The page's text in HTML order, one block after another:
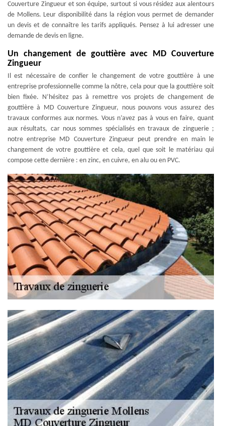
Couverture Zingueur et son équipe, surtout si vous résidez aux alentours
de Mollens. Leur disponibilité dans la région vous permet de demander
un devis et de connaître les tarifs appliqués. Pensez à lui adresser une
demande de devis en ligne.
Un changement de gouttière avec MD Couverture
Zingueur
Il est nécessaire de confier le changement de votre gouttière à une
entreprise professionnelle comme la nôtre, cela pour que la gouttière soit
bien fixée. N’hésitez pas à remettre vos projets de changement de
gouttière à MD Couverture Zingueur, nous pouvons vous assurez des
travaux conformes aux normes. Vous n’avez pas à vous en faire, quant
aux résultats, car nous sommes spécialisés en travaux de zinguerie ;
notre entreprise MD Couverture Zingueur peut prendre en main le
changement de votre gouttière et cela, quel que soit le matériau qui
compose cette dernière : en zinc, en cuivre, en alu ou en PVC.